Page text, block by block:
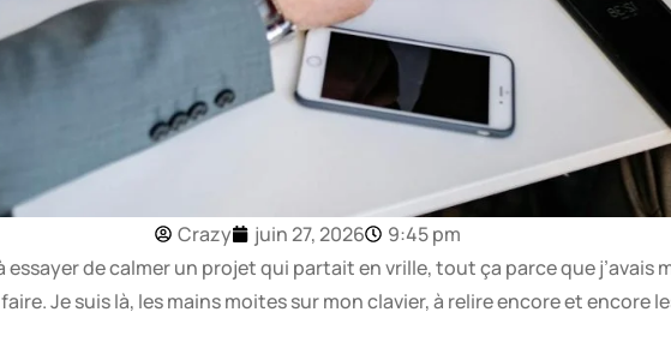
Crazy juin 27, 2026
9:45 pm
essayer de calmer un projet qui partait en vrille, tout ça parce que j’avais
Je suis là, les mains moites sur mon clavier, à relire encore et encore